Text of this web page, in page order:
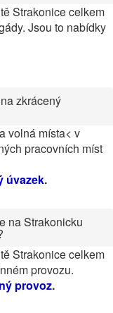
Strakonice celkem
Jsou to nabídky
zkrácený
volná místa< v
pracovních míst
úvazek.
na Strakonicku
Strakonice celkem
provozu.
provoz.